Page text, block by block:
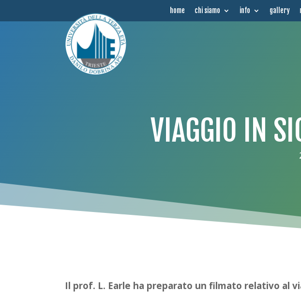
home chi siamo info gallery
VIAGGIO IN
Il prof. L. Earle ha preparato un filmato relativo al